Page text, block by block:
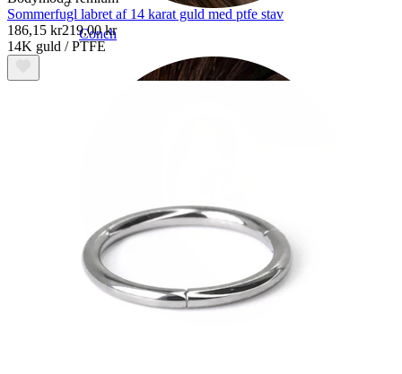
Conch
Sommerfugl labret af 14 karat guld med ptfe stav
186,15 kr219,00 kr
14K guld / PTFE